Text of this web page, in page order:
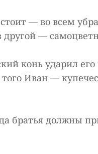
— во всем
другой —
конь ударил
Иван —
братья должны